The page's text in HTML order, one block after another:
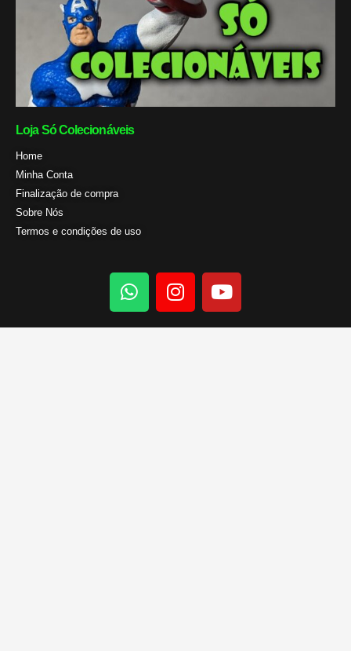
Loja Só Colecionáveis
Home
Minha Conta
Finalização de compra
Sobre Nós
Termos e condições de uso
W
h
a
I
n
s
Y
o
u